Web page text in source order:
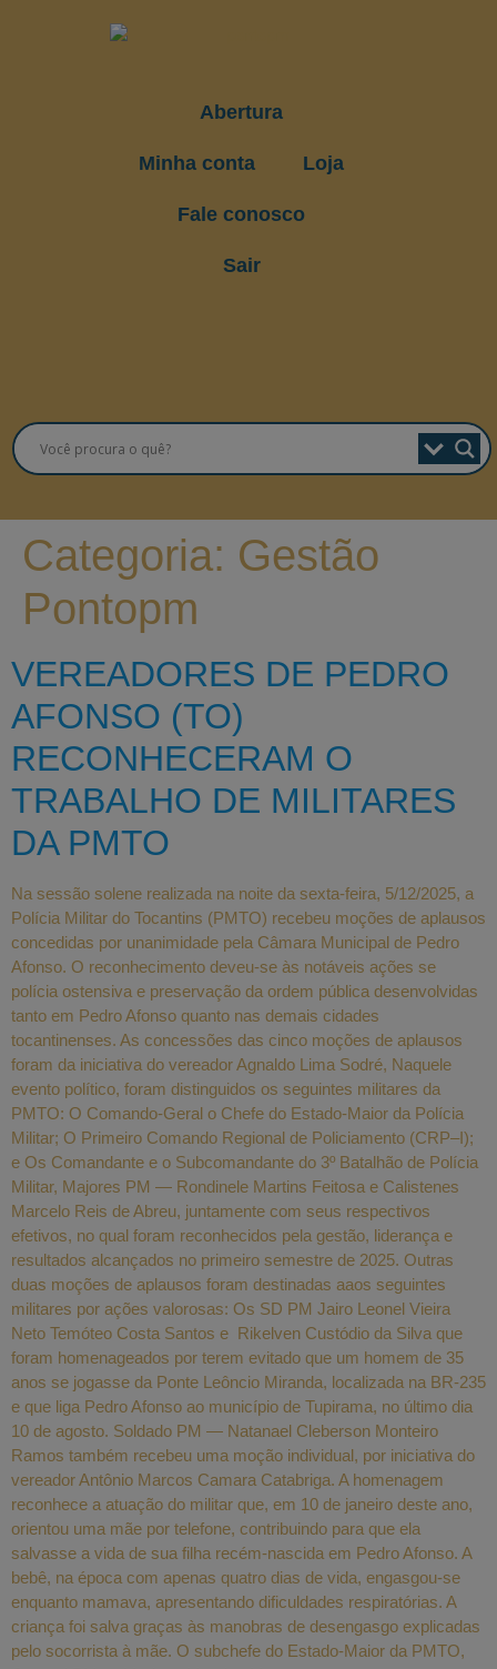
Abertura
Minha conta Loja
Fale conosco
Sair
Categoria: Gestão
Pontopm
VEREADORES DE PEDRO
AFONSO (TO)
RECONHECERAM O
TRABALHO DE MILITARES
DA PMTO
Na sessão solene realizada na noite da sexta-feira, 5/12/2025, a
Polícia Militar do Tocantins (PMTO) recebeu moções de aplausos
concedidas por unanimidade pela Câmara Municipal de Pedro
Afonso. O reconhecimento deveu-se às notáveis ações se
polícia ostensiva e preservação da ordem pública desenvolvidas
tanto em Pedro Afonso quanto nas demais cidades
tocantinenses. As concessões das cinco moções de aplausos
foram da iniciativa do vereador Agnaldo Lima Sodré, Naquele
evento político, foram distinguidos os seguintes militares da
PMTO: O Comando-Geral o Chefe do Estado-Maior da Polícia
Militar; O Primeiro Comando Regional de Policiamento (CRP–I);
e Os Comandante e o Subcomandante do 3º Batalhão de Polícia
Militar, Majores PM — Rondinele Martins Feitosa e Calistenes
Marcelo Reis de Abreu, juntamente com seus respectivos
efetivos, no qual foram reconhecidos pela gestão, liderança e
resultados alcançados no primeiro semestre de 2025. Outras
duas moções de aplausos foram destinadas aaos seguintes
militares por ações valorosas: Os SD PM Jairo Leonel Vieira
Neto Temóteo Costa Santos e Rikelven Custódio da Silva que
foram homenageados por terem evitado que um homem de 35
anos se jogasse da Ponte Leôncio Miranda, localizada na BR-235
e que liga Pedro Afonso ao município de Tupirama, no último dia
10 de agosto. Soldado PM — Natanael Cleberson Monteiro
Ramos também recebeu uma moção individual, por iniciativa do
vereador Antônio Marcos Camara Catabriga. A homenagem
reconhece a atuação do militar que, em 10 de janeiro deste ano,
orientou uma mãe por telefone, contribuindo para que ela
salvasse a vida de sua filha recém-nascida em Pedro Afonso. A
bebê, na época com apenas quatro dias de vida, engasgou-se
enquanto mamava, apresentando dificuldades respiratórias. A
criança foi salva graças às manobras de desengasgo explicadas
pelo socorrista à mãe. O subchefe do Estado-Maior da PMTO,